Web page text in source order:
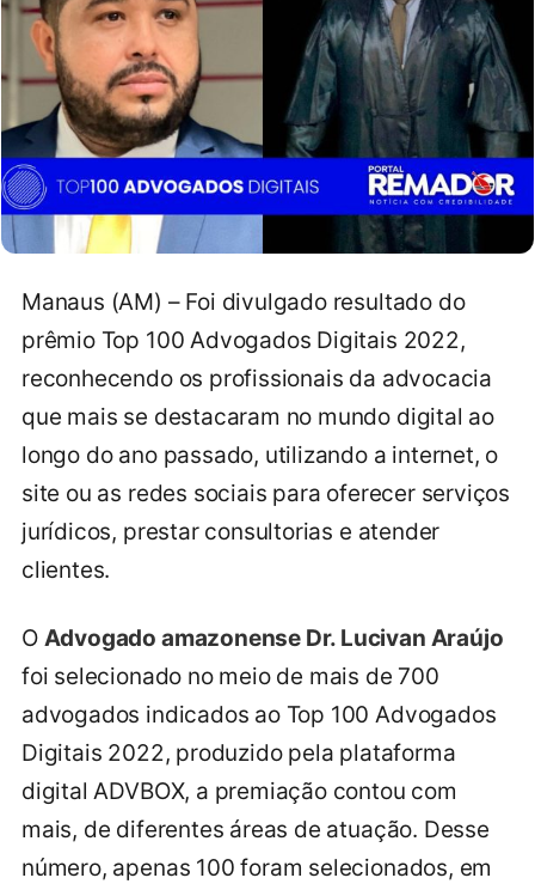
Manaus (AM) – Foi divulgado resultado do
prêmio Top 100 Advogados Digitais 2022,
reconhecendo os profissionais da advocacia
que mais se destacaram no mundo digital ao
longo do ano passado, utilizando a internet, o
site ou as redes sociais para oferecer serviços
jurídicos, prestar consultorias e atender
clientes.
O Advogado amazonense Dr. Lucivan Araújo
foi selecionado no meio de mais de 700
advogados indicados ao Top 100 Advogados
Digitais 2022, produzido pela plataforma
digital ADVBOX, a premiação contou com
mais, de diferentes áreas de atuação. Desse
número, apenas 100 foram selecionados, em